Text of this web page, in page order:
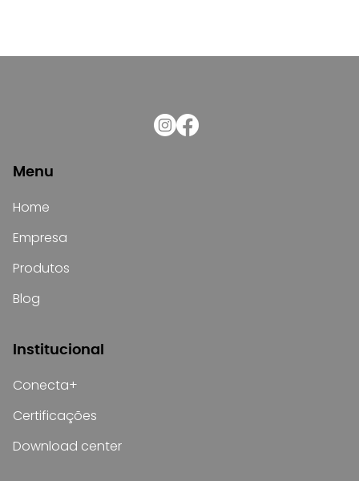
Menu
Home
Empresa
Produtos
Blog
Institucional
Conecta+
Certificações
Download center